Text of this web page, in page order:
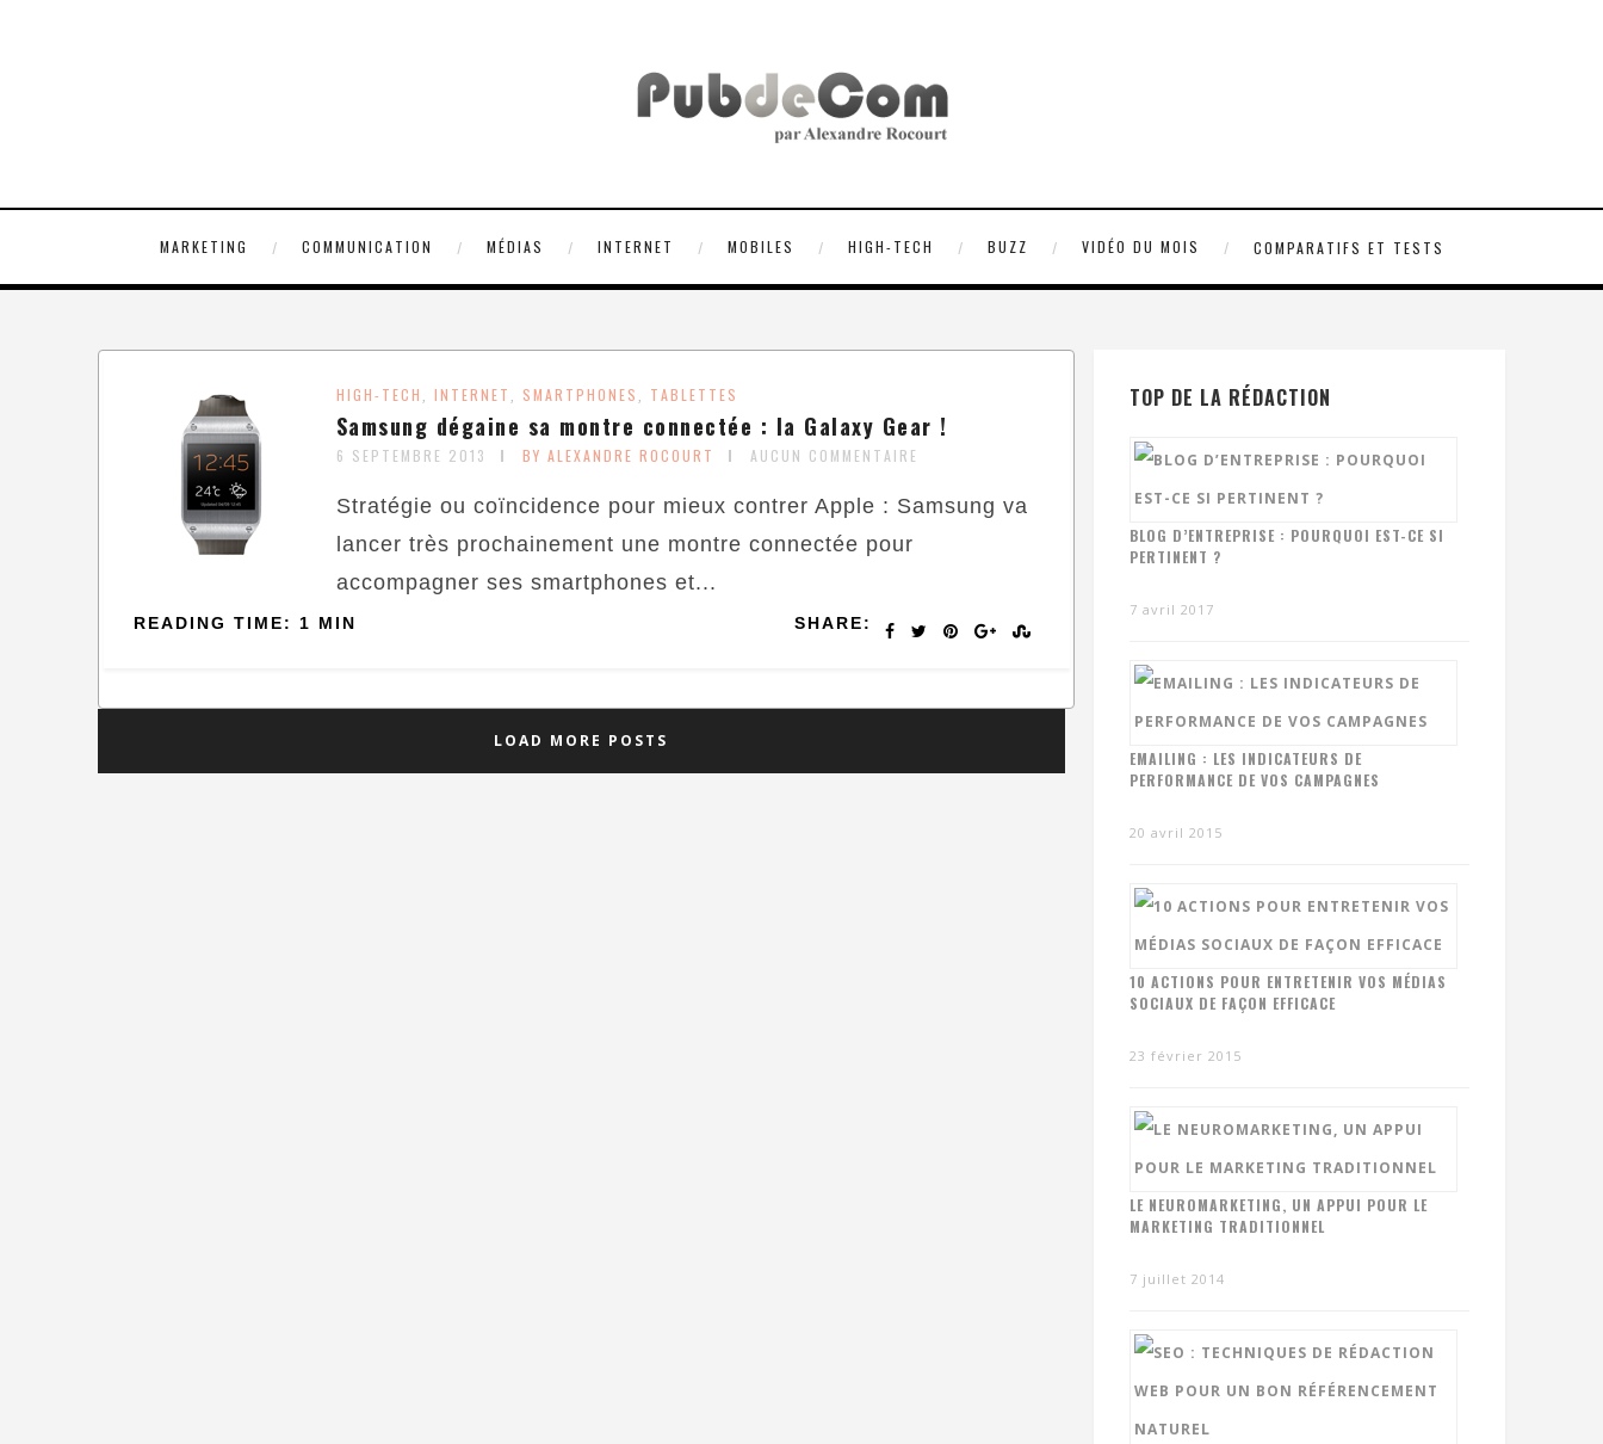
MARKETING COMMUNICATION MÉDIAS INTERNET MOBILES HIGH-TECH BUZZ VIDÉO DU MOIS COMPARATIFS ET TESTS
HIGH-TECH INTERNET SMARTPHONES TABLETTES
Samsung dégaine sa montre connectée : la Galaxy Gear !
6 SEPTEMBRE 2013 BY ALEXANDRE ROCOURT AUCUN COMMENTAIRE
Stratégie ou coïncidence pour mieux contrer Apple : Samsung va
lancer très prochainement une montre connectée pour
accompagner ses smartphones et...
SHARE:
READING TIME: 1 MIN
LOAD MORE POSTS
TOP DE LA RÉDACTION
BLOG D’ENTREPRISE : POURQUOI EST-CE SI
PERTINENT ?
7 avril 2017
EMAILING : LES INDICATEURS DE
PERFORMANCE DE VOS CAMPAGNES
20 avril 2015
10 ACTIONS POUR ENTRETENIR VOS MÉDIAS
SOCIAUX DE FAÇON EFFICACE
23 février 2015
LE NEUROMARKETING, UN APPUI POUR LE
MARKETING TRADITIONNEL
7 juillet 2014